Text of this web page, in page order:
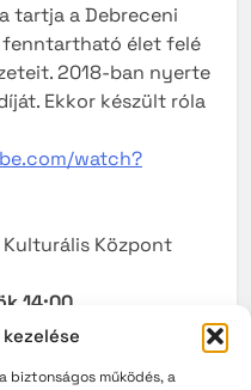
biztonságos működés, a
tartja a Debreceni
fenntartható élet felé
2018-ban nyerte
Ekkor készült róla
watch?
Kulturális Központ
14:00